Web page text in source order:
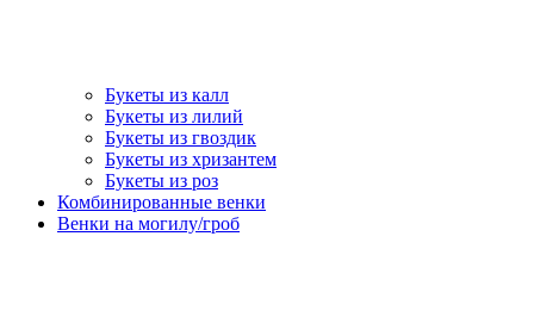
Букеты из калл
Букеты из лилий
Букеты из гвоздик
Букеты из хризантем
Букеты из роз
Комбинированные венки
Венки на могилу/гроб